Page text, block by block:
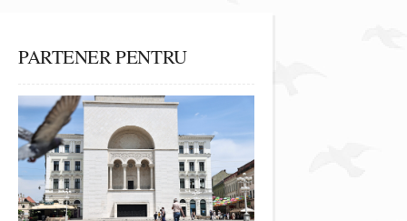
PARTENER PENTRU